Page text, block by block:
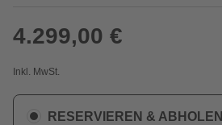
4.299,00 €
Inkl. MwSt.
RESERVIEREN & ABHOLEN